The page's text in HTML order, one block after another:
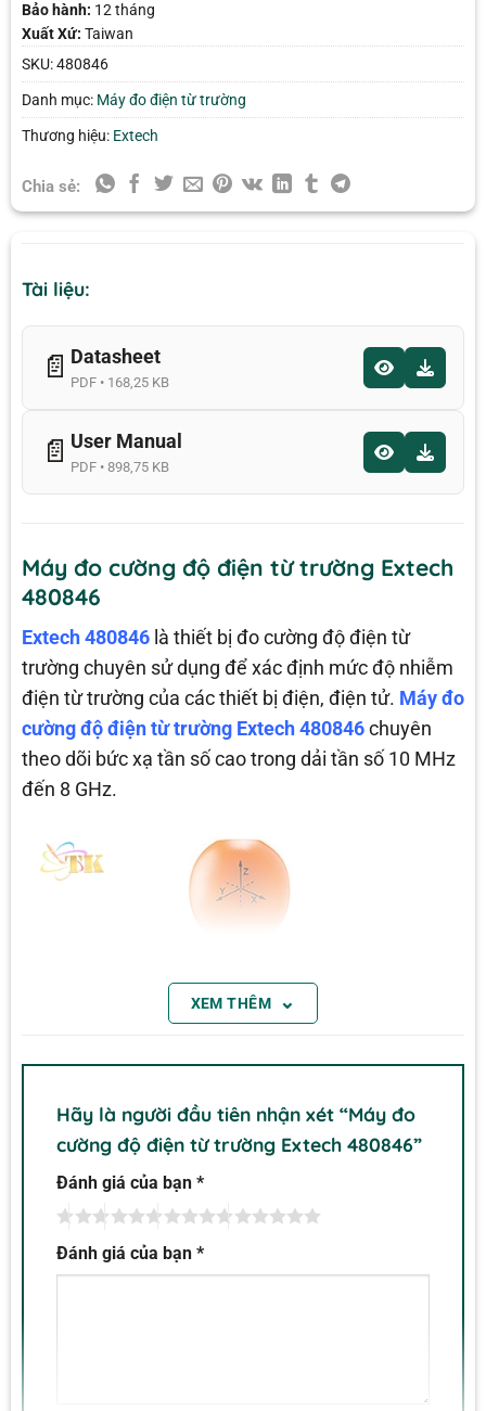
Bảo hành: 12 tháng
Xuất Xứ: Taiwan
SKU:480846
Danh mục: Máy đo điện từ trường
Thương hiệu: Extech
Chia sẻ:
Tài liệu:
📄 Datasheet
PDF • 168,25 KB
📄 User Manual
PDF • 898,75 KB
Máy đo cường độ điện từ trường Extech
480846
Extech 480846là thiết bị đo cường độ điện từ
trường chuyên sử dụng để xác định mức độ nhiễm
điện từ trường của các thiết bị điện, điện tử. Máy đo
cường độ điện từ trường Extech 480846chuyên
theo dõi bức xạ tần số cao trong dải tần số 10 MHz
đến 8 GHz.
tưởng để thực hiện các phép đo bức xạ ăng ten của
trạm gốc điện thoại di động, đo công suất RF cho
máy phát, phát hiện / cài đặt mạng LAN không dây
XEM THÊM ⌄
Hãy là người đầu tiên nhận xét “Máy đo
cường độ điện từ trường Extech 480846”
Đánh giá của bạn *
Đánh giá của bạn *